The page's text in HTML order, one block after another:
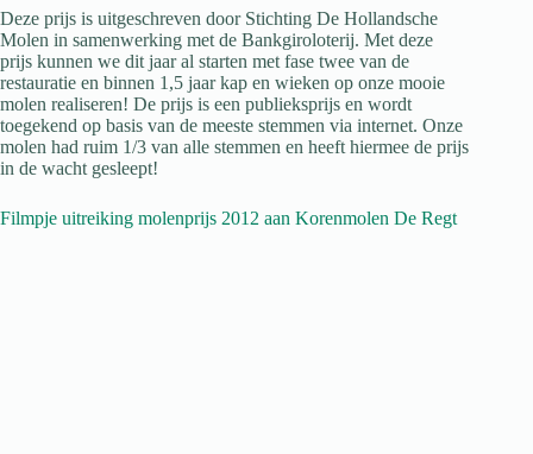
Deze prijs is uitgeschreven door Stichting De Hollandsche
Molen in samenwerking met de Bankgiroloterij. Met deze
prijs kunnen we dit jaar al starten met fase twee van de
restauratie en binnen 1,5 jaar kap en wieken op onze mooie
molen realiseren! De prijs is een publieksprijs en wordt
toegekend op basis van de meeste stemmen via internet. Onze
molen had ruim 1/3 van alle stemmen en heeft hiermee de prijs
in de wacht gesleept!
Filmpje uitreiking molenprijs 2012 aan Korenmolen De Regt